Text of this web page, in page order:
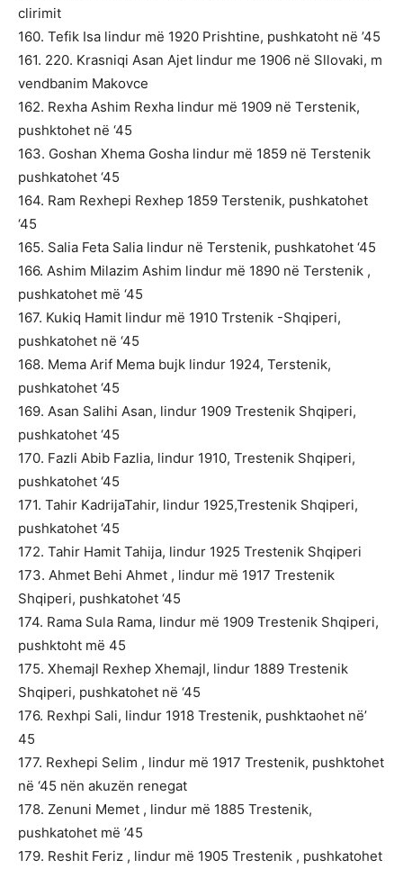
clirimit
160. Tefik Isa lindur më 1920 Prishtine, pushkatoht në ’45
161. 220. Krasniqi Asan Ajet lindur me 1906 në Sllovaki, m
vendbanim Makovce
162. Rexha Ashim Rexha lindur më 1909 në Тerstenik,
pushktohet në ‘45
163. Goshan Xhema Gosha lindur më 1859 në Terstenik
pushkatohet ‘45
164. Ram Rexhepi Rexhep 1859 Terstenik, pushkatohet
‘45
165. Salia Feta Salia lindur në Terstenik, pushkatohet ‘45
166. Ashim Milazim Ashim lindur më 1890 në Terstenik ,
pushkatohet më ‘45
167. Kukiq Hamit lindur më 1910 Trstenik -Shqiperi,
pushkatohet në ‘45
168. Mema Arif Mema bujk lindur 1924, Terstenik,
pushkatohet ‘45
169. Asan Salihi Asan, lindur 1909 Trestenik Shqiperi,
pushkatohet ‘45
170. Fazli Abib Fazlia, lindur 1910, Trestenik Shqiperi,
pushkatohet ‘45
171. Tahir KadrijaTahir, lindur 1925,Trestenik Shqiperi,
pushkatohet ‘45
172. Tahir Hamit Tahija, lindur 1925 Trestenik Shqiperi
173. Ahmet Behi Ahmet , lindur më 1917 Trestenik
Shqiperi, pushkatohet ‘45
174. Rama Sula Rama, lindur më 1909 Trestenik Shqiperi,
pushktoht më 45
175. Xhemajl Rexhep Xhemajl, lindur 1889 Trestenik
Shqiperi, pushkatohet në ‘45
176. Rexhpi Sali, lindur 1918 Trestenik, pushktaohet në’
45
177. Rexhepi Selim , lindur më 1917 Trestenik, pushktohet
në ‘45 nën akuzën renegat
178. Zenuni Memet , lindur më 1885 Trestenik,
pushkatohet më ’45
179. Reshit Feriz , lindur më 1905 Trestenik , pushkatohet